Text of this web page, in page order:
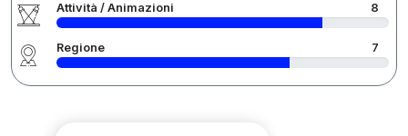
Attività / Animazioni 8
Regione 7